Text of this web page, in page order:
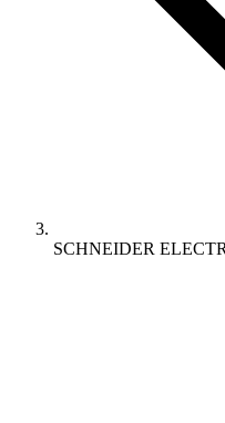
SCHNEIDER